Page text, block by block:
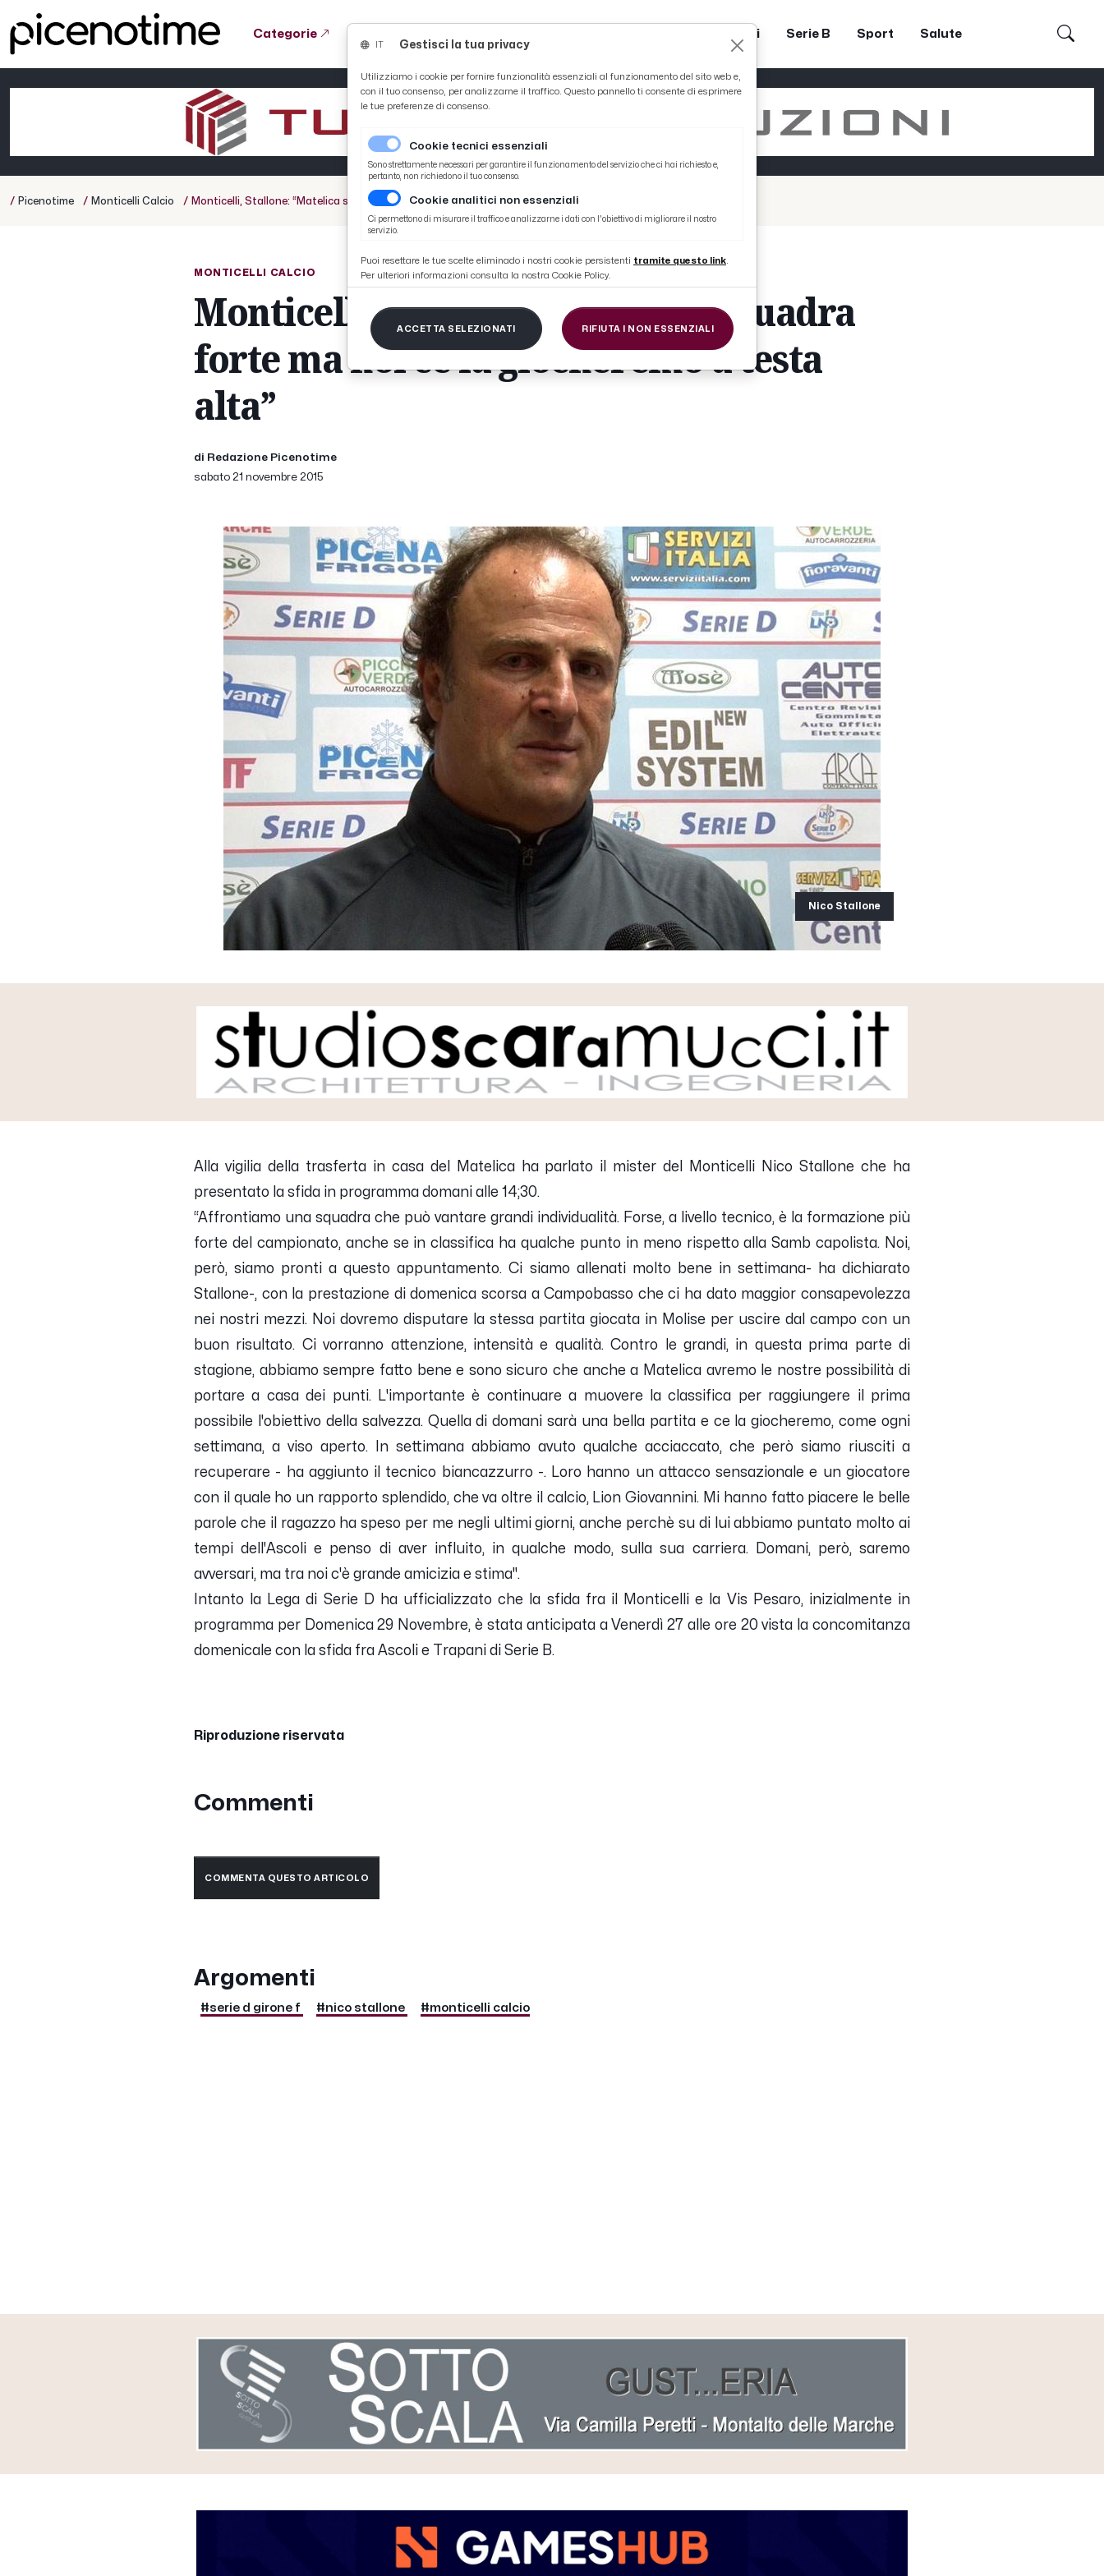
Categorie Coppa Teodori Serie B Sport Salute
/ Picenotime / Monticelli Calcio / Monticelli, Stallone: “Matelica squadra forte ma noi ce la giocheremo a testa alta”
MONTICELLI CALCIO
Monticelli, Stallone: “Matelica squadra
forte ma noi ce la giocheremo a testa
alta”
di Redazione Picenotime
sabato 21 novembre 2015
Nico Stallone
Alla vigilia della trasferta in casa del Matelica ha parlato il mister del Monticelli Nico Stallone che ha
presentato la sfida in programma domani alle 14;30.
“Affrontiamo una squadra che può vantare grandi individualità. Forse, a livello tecnico, è la formazione più
forte del campionato, anche se in classifica ha qualche punto in meno rispetto alla Samb capolista. Noi,
però, siamo pronti a questo appuntamento. Ci siamo allenati molto bene in settimana- ha dichiarato
Stallone-, con la prestazione di domenica scorsa a Campobasso che ci ha dato maggior consapevolezza
nei nostri mezzi. Noi dovremo disputare la stessa partita giocata in Molise per uscire dal campo con un
buon risultato. Ci vorranno attenzione, intensità e qualità. Contro le grandi, in questa prima parte di
stagione, abbiamo sempre fatto bene e sono sicuro che anche a Matelica avremo le nostre possibilità di
portare a casa dei punti. L'importante è continuare a muovere la classifica per raggiungere il prima
possibile l'obiettivo della salvezza. Quella di domani sarà una bella partita e ce la giocheremo, come ogni
settimana, a viso aperto. In settimana abbiamo avuto qualche acciaccato, che però siamo riusciti a
recuperare - ha aggiunto il tecnico biancazzurro -. Loro hanno un attacco sensazionale e un giocatore
con il quale ho un rapporto splendido, che va oltre il calcio, Lion Giovannini. Mi hanno fatto piacere le belle
parole che il ragazzo ha speso per me negli ultimi giorni, anche perchè su di lui abbiamo puntato molto ai
tempi dell'Ascoli e penso di aver influito, in qualche modo, sulla sua carriera. Domani, però, saremo
avversari, ma tra noi c'è grande amicizia e stima".
Intanto la Lega di Serie D ha ufficializzato che la sfida fra il
Monticellie la Vis Pesaro, inizialmente in
programma per Domenica 29 Novembre, è stata anticipata a Venerdì 27 alle ore 20 vista la concomitanza
domenicale con la sfida fra Ascoli e Trapani di Serie B.
Riproduzione riservata
Commenti
COMMENTA QUESTO ARTICOLO
Argomenti
#serie d girone f #nico stallone #monticelli calcio
Gestisci la tua privacy
Utilizziamo i cookie per fornire funzionalità essenziali al funzionamento del sito web e,
con il tuo consenso, per analizzarne il traffico. Questo pannello ti consente di esprimere
le tue preferenze di consenso.
Cookie tecnici essenziali
Sono strettamente necessari per garantire il funzionamento del servizio che ci hai richiesto e,
pertanto, non richiedono il tuo consenso.
Cookie analitici non essenziali
Ci permettono di misurare il traffico e analizzarne i dati con l'obiettivo di migliorare il nostro
servizio.
Puoi resettare le tue scelte eliminado i nostri cookie persistenti tramite questo link.
Per ulteriori informazioni consulta la nostra Cookie Policy.
ACCETTA SELEZIONATI RIFIUTA I NON ESSENZIALI